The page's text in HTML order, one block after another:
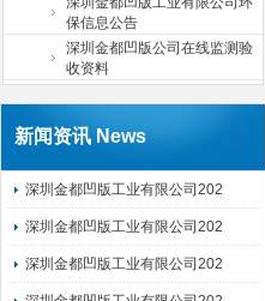
保信息公告
深圳金都凹版公司在线监测验
收资料
新闻资讯 News
深圳金都凹版工业有限公司202
深圳金都凹版工业有限公司202
深圳金都凹版工业有限公司202